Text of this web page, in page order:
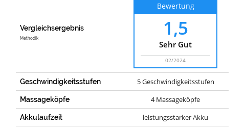
Vergleichsergebnis
Methodik
Bewertung
1,5
Sehr Gut
02/2024
Geschwindigkeitsstufen 5 Geschwindigkeitsstufen
Massageköpfe 4 Massageköpfe
Akkulaufzeit leistungsstarker Akku